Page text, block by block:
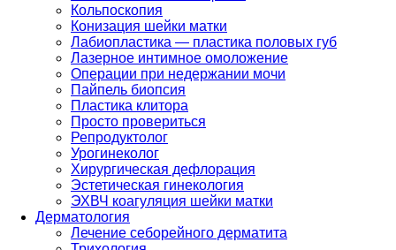
Кольпоскопия
Конизация шейки матки
Лабиопластика — пластика половых губ
Лазерное интимное омоложение
Операции при недержании мочи
Пайпель биопсия
Пластика клитора
Просто провериться
Репродуктолог
Урогинеколог
Хирургическая дефлорация
Эстетическая гинекология
ЭХВЧ коагуляция шейки матки
Дерматология
Лечение себорейного дерматита